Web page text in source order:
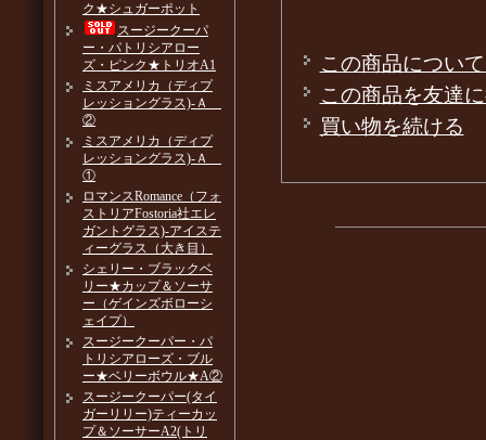
この商品につい
この商品を友達
買い物を続ける
ク★シュガーポット
スージークーパ
ー・パトリシアロー
ズ・ピンク★トリオA1
ミスアメリカ（ディプ
レッショングラス)-Ａ
②
ミスアメリカ（ディプ
レッショングラス)-Ａ
①
ロマンスRomance（フォ
ストリアFostoria社エレ
ガントグラス)-アイステ
ィーグラス（大き目）
シェリー・ブラックベ
リー★カップ＆ソーサ
ー（ゲインズボローシ
ェイプ）
スージークーパー・パ
トリシアローズ・ブル
ー★ベリーボウル★A②
スージークーパー(タイ
ガーリリー)ティーカッ
プ＆ソーサーA2(トリ